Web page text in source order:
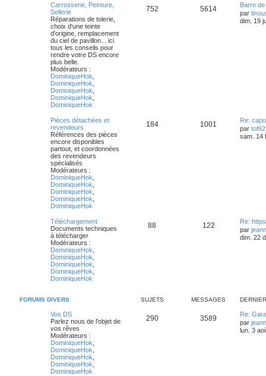
Carrosserie, Peinture,
Sellerie
Réparations de tolerie,
choix d'une teinte
d'origine, remplacement
du ciel de pavillon... ici
tous les conseils pour
rendre votre DS encore
plus belle.
Modérateurs :
DominiqueHok
DominiqueHok
DominiqueHok
DominiqueHok
DominiqueHok
752 5614
Barre de
par
dim. 19
Pièces détachées et
revendeurs
Références des pièces
encore disponibles
partout, et coordonnées
des revendeurs
spécialisés
Modérateurs :
DominiqueHok
DominiqueHok
DominiqueHok
DominiqueHok
DominiqueHok
184 1001
Re:
par tof62
sam. 14
Téléchargement
Documents techniques
à télécharger
Modérateurs :
DominiqueHok
DominiqueHok
DominiqueHok
DominiqueHok
DominiqueHok
88 122
Re:
par
dim. 22
FORUMS DIVERS SUJETS MESSAGES
Vos DS
Parlez nous de l'objet de
vos rêves
Modérateurs :
DominiqueHok
DominiqueHok
DominiqueHok
DominiqueHok
DominiqueHok
290 3589
Re:
par
lun. 3